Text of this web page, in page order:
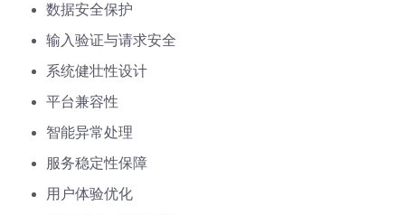
数据安全保护
输入验证与请求安全
系统健壮性设计
平台兼容性
智能异常处理
服务稳定性保障
用户体验优化